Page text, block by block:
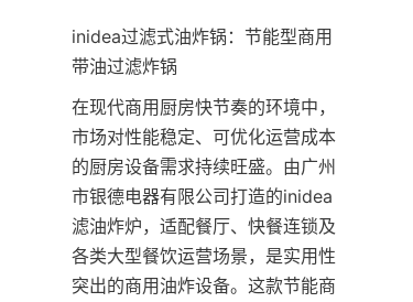
inidea过滤式油炸锅：节能型商用
带油过滤炸锅
在现代商用厨房快节奏的环境中，
市场对性能稳定、可优化运营成本
的厨房设备需求持续旺盛。由广州
市银德电器有限公司打造的inidea
滤油炸炉，适配餐厅、快餐连锁及
各类大型餐饮运营场景，是实用性
突出的商用油炸设备。这款节能商
联系我们